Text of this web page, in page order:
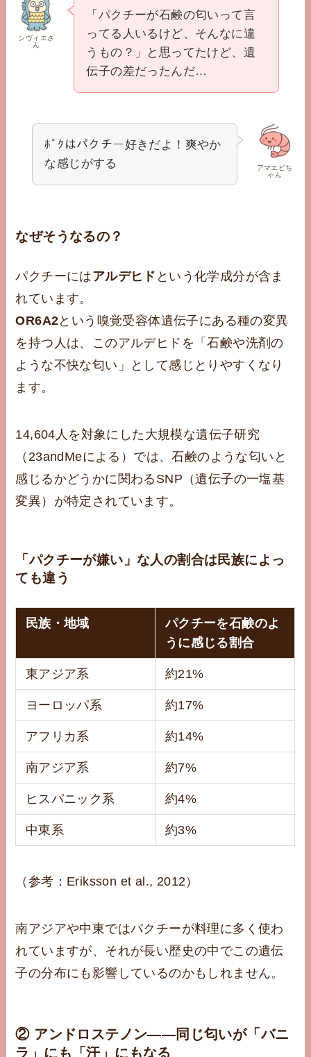
シヴィエさ
ん
「パクチーが石鹸の匂いって言
ってる人いるけど、そんなに違
うもの？」と思ってたけど、遺
伝子の差だったんだ…
アマエビち
ゃん
ﾎﾞｸはパクチー好きだよ！爽やか
な感じがする
なぜそうなるの？
パクチーにはアルデヒド という化学成分が含ま
れています。
OR6A2という嗅覚受容体遺伝子にある種の変異
を持つ人は、このアルデヒドを「石鹸や洗剤の
ような不快な匂い」として感じとりやすくなり
ます。
14,604人を対象にした大規模な遺伝子研究
（23andMeによる）では、石鹸のような匂いと
感じるかどうかに関わるSNP（遺伝子の一塩基
変異）が特定されています。
「パクチーが嫌い」な人の割合は民族によっ
ても違う
民族・地域
パクチーを石鹸のよ
うに感じる割合
東アジア系 約21%
ヨーロッパ系 約17%
アフリカ系 約14%
南アジア系 約7%
ヒスパニック系 約4%
中東系 約3%
（参考：Eriksson et al., 2012）
南アジアや中東ではパクチーが料理に多く使わ
れていますが、それが長い歴史の中でこの遺伝
子の分布にも影響しているのかもしれません。
② アンドロステノン——同じ匂いが「バニ
ラ」にも「汗」にもなる